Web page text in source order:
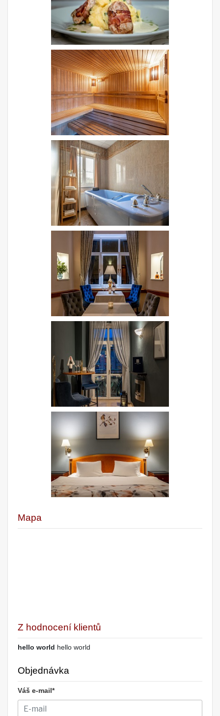
Mapa
Z hodnocení klientů
hello world hello world
Objednávka
Váš e-mail*